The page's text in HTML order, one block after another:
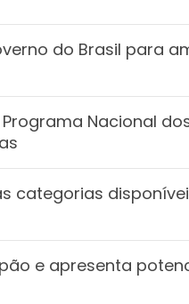
do Brasil para
Nacional
categorias
e apresenta